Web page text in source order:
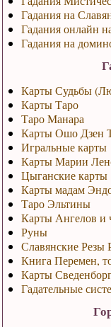
Гадания на
Гадания онлайн
Гадания на
Карты Судьбы
Карты Таро
Таро Манара
Карты Ошо Дзен
Игральные карты
Карты Марии
Цыганские карты
Карты мадам
Таро Эльтины
Карты Ангелов и
Руны
Славянские Резы
Книга Перемен,
Карты
Гадательные